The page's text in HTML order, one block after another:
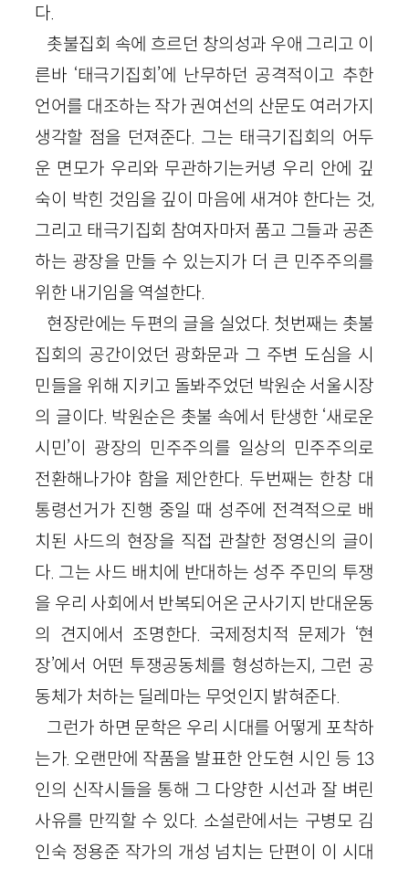
다.
촛불집회 속에 흐르던 창의성과 우애 그리고 이
른바 ‘태극기집회’에 난무하던 공격적이고 추한
언어를 대조하는 작가 권여선의 산문도 여러가지
생각할 점을 던져준다. 그는 태극기집회의 어두
운 면모가 우리와 무관하기는커녕 우리 안에 깊
숙이 박힌 것임을 깊이 마음에 새겨야 한다는 것,
그리고 태극기집회 참여자마저 품고 그들과 공존
하는 광장을 만들 수 있는지가 더 큰 민주주의를
위한 내기임을 역설한다.
현장란에는 두편의 글을 실었다. 첫번째는 촛불
집회의 공간이었던 광화문과 그 주변 도심을 시
민들을 위해 지키고 돌봐주었던 박원순 서울시장
의 글이다. 박원순은 촛불 속에서 탄생한 ‘새로운
시민’이 광장의 민주주의를 일상의 민주주의로
전환해나가야 함을 제안한다. 두번째는 한창 대
통령선거가 진행 중일 때 성주에 전격적으로 배
치된 사드의 현장을 직접 관찰한 정영신의 글이
다. 그는 사드 배치에 반대하는 성주 주민의 투쟁
을 우리 사회에서 반복되어온 군사기지 반대운동
의 견지에서 조명한다. 국제정치적 문제가 ‘현
장’에서 어떤 투쟁공동체를 형성하는지, 그런 공
동체가 처하는 딜레마는 무엇인지 밝혀준다.
그런가 하면 문학은 우리 시대를 어떻게 포착하
는가. 오랜만에 작품을 발표한 안도현 시인 등 13
인의 신작시들을 통해 그 다양한 시선과 잘 벼린
사유를 만끽할 수 있다. 소설란에서는 구병모 김
인숙 정용준 작가의 개성 넘치는 단편이 이 시대